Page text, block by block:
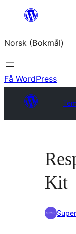
Hopp
innhold
Norsk (Bokmål)
Få WordPress
Kit